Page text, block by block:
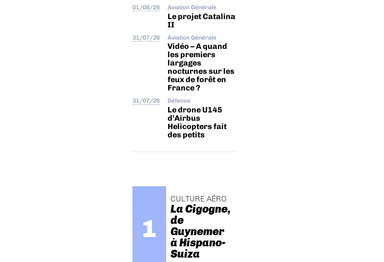
01/08/26 Aviation Générale
Le projet Catalina
II
31/07/26 Aviation Générale
Vidéo – A quand
les premiers
largages
nocturnes sur les
feux de forêt en
France ?
31/07/26 Défense
Le drone U145
d’Airbus
Helicopters fait
des petits
CULTURE AÉRO
La Cigogne,
de
Guynemer
à Hispano-
Suiza